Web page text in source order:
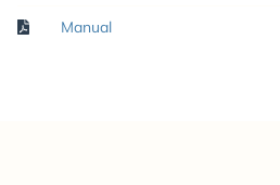
Manual